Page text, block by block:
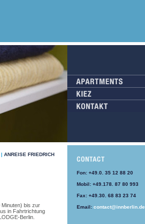
| ANREISE FRIEDRICH
Minuten) bis zur
in Fahrtrichtung
Berlin.
Fon: +49.0. 35 12 88 20
Mobil: +49.178. 87 80 993
Fax: +49.30. 68 83 23 74
Email: contact@innberlin.de